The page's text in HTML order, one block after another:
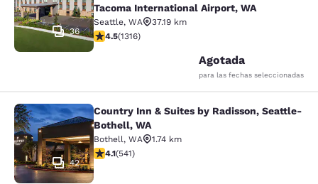
36
Tacoma International Airport, WA
Seattle, WA
37.19 km
Calificación de 4.45 estrellas. Excelente. 1316 reseñas
4.5(1316)
Agotada
para las fechas seleccionadas
Country Inn & Suites by Radisson,
42
Country Inn & Suites by Radisson, Seattle-
Bothell, WA
Bothell, WA
1.74 km
Calificación de 4.09 estrellas. Muy bueno. 541 reseñas
4.1(541)